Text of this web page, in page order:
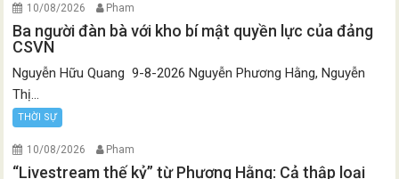
10/08/2026 Pham
Ba người đàn bà với kho bí mật quyền lực của đảng
CSVN
Nguyễn Hữu Quang 9-8-2026 Nguyễn Phương Hằng, Nguyễn
Thị...
THỜI SỰ
10/08/2026 Pham
“Livestream thế kỷ” từ Phương Hằng: Cả thập loại